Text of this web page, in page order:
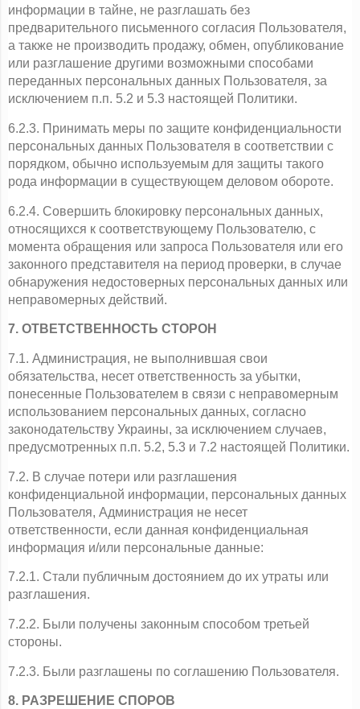
информации в тайне, не разглашать без
предварительного письменного согласия Пользователя,
а также не производить продажу, обмен, опубликование
или разглашение другими возможными способами
переданных персональных данных Пользователя, за
исключением п.п. 5.2 и 5.3 настоящей Политики.
6.2.3. Принимать меры по защите конфиденциальности
персональных данных Пользователя в соответствии с
порядком, обычно используемым для защиты такого
рода информации в существующем деловом обороте.
6.2.4. Совершить блокировку персональных данных,
относящихся к соответствующему Пользователю, с
момента обращения или запроса Пользователя или его
законного представителя на период проверки, в случае
обнаружения недостоверных персональных данных или
неправомерных действий.
7. ОТВЕТСТВЕННОСТЬ СТОРОН
7.1. Администрация, не выполнившая свои
обязательства, несет ответственность за убытки,
понесенные Пользователем в связи с неправомерным
использованием персональных данных, согласно
законодательству Украины, за исключением случаев,
предусмотренных п.п. 5.2, 5.3 и 7.2 настоящей Политики.
7.2. В случае потери или разглашения
конфиденциальной информации, персональных данных
Пользователя, Администрация не несет
ответственности, если данная конфиденциальная
информация и/или персональные данные:
7.2.1. Стали публичным достоянием до их утраты или
разглашения.
7.2.2. Были получены законным способом третьей
стороны.
7.2.3. Были разглашены по соглашению Пользователя.
8. РАЗРЕШЕНИЕ СПОРОВ